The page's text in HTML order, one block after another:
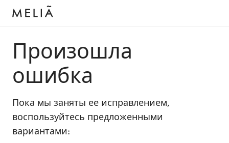
Произошла
ошибка
Пока мы заняты ее исправлением,
воспользуйтесь предложенными
вариантами: